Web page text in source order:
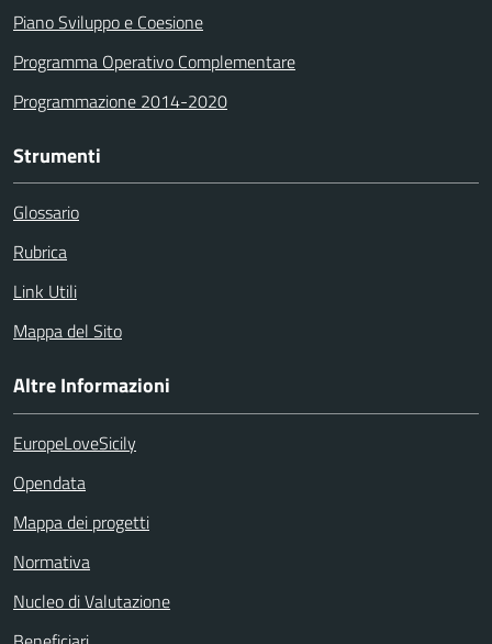
Piano Sviluppo e Coesione
Programma Operativo Complementare
Programmazione 2014-2020
Strumenti
Glossario
Rubrica
Link Utili
Mappa del Sito
Altre Informazioni
EuropeLoveSicily
Opendata
Mappa dei progetti
Normativa
Nucleo di Valutazione